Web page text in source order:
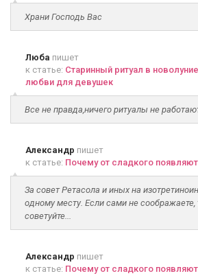
Храни Господь Вас
Люба пишет
к статье: Старинный ритуал в
любви для девушек
Все не правда,ничего ритуалы не
Александр пишет
к статье: Почему от сладкого
За совет Ретасола и иных на
одному месту. Если сами не соображаете,
советуйте...
Александр пишет
к статье: Почему от сладкого